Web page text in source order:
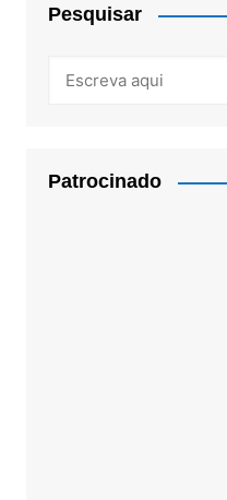
Pesquisar
Patrocinado